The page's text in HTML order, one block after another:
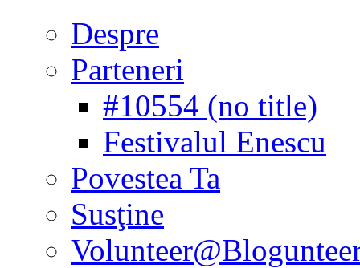
Despre
Parteneri
#10554 (no title)
Festivalul Enescu
Povestea Ta
Susţine